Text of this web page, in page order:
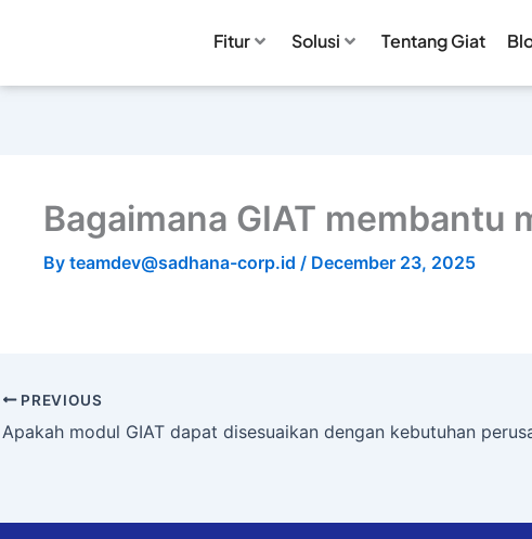
Fitur Solusi Tentang Giat
Bagaimana GIAT
By teamdev@sadhana-corp.id / December 23, 2025
PREVIOUS